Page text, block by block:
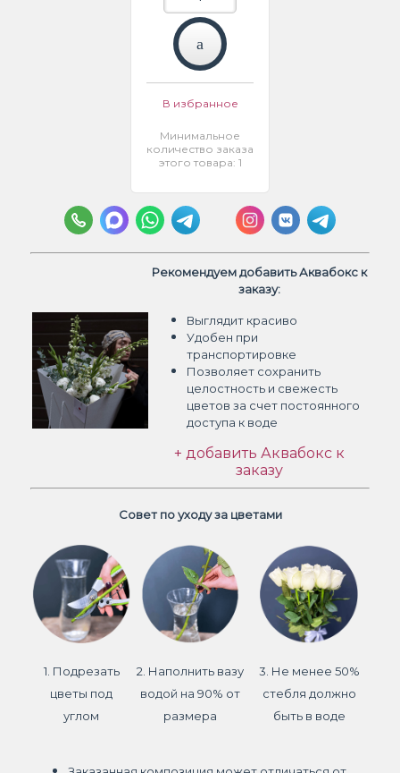
В избранное
Минимальное
количество заказа
этого товара: 1
Рекомендуем добавить Аквабокс к
заказу:
Выглядит красиво
Удобен при
транспортировке
Позволяет сохранить
целостность и свежесть
цветов за счет постоянного
доступа к воде
+ добавить Аквабокс к
заказу
Совет по уходу за цветами
1. Подрезать
цветы под
углом
2. Наполнить вазу
водой на 90% от
размера
3. Не менее 50%
стебля должно
быть в воде